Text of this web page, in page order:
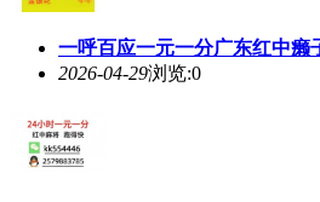
一呼百应一元一分广东红中癞
2026-04-29浏览:0